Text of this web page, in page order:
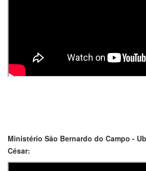
Ministério São Bernardo do Campo -
César: